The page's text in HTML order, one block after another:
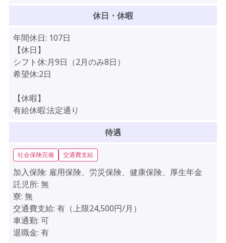
休日・休暇
年間休日: 107日
【休日】
シフト休:月9日（2月のみ8日）
希望休:2日
【休暇】
有給休暇:法定通り
待遇
社会保険完備 交通費支給
加入保険: 雇用保険、労災保険、健康保険、厚生年金
託児所: 無
寮: 無
交通費支給: 有（上限24,500円/月）
車通勤: 可
退職金: 有